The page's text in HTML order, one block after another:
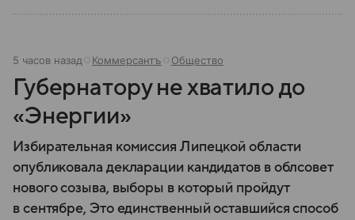
5 часов назад Коммерсантъ Общество
Губернатору не хватило до
«Энергии»
Избирательная комиссия Липецкой области
опубликовала декларации кандидатов в облсовет
нового созыва, выборы в который пройдут
в сентябре, Это единственный оставшийся способ